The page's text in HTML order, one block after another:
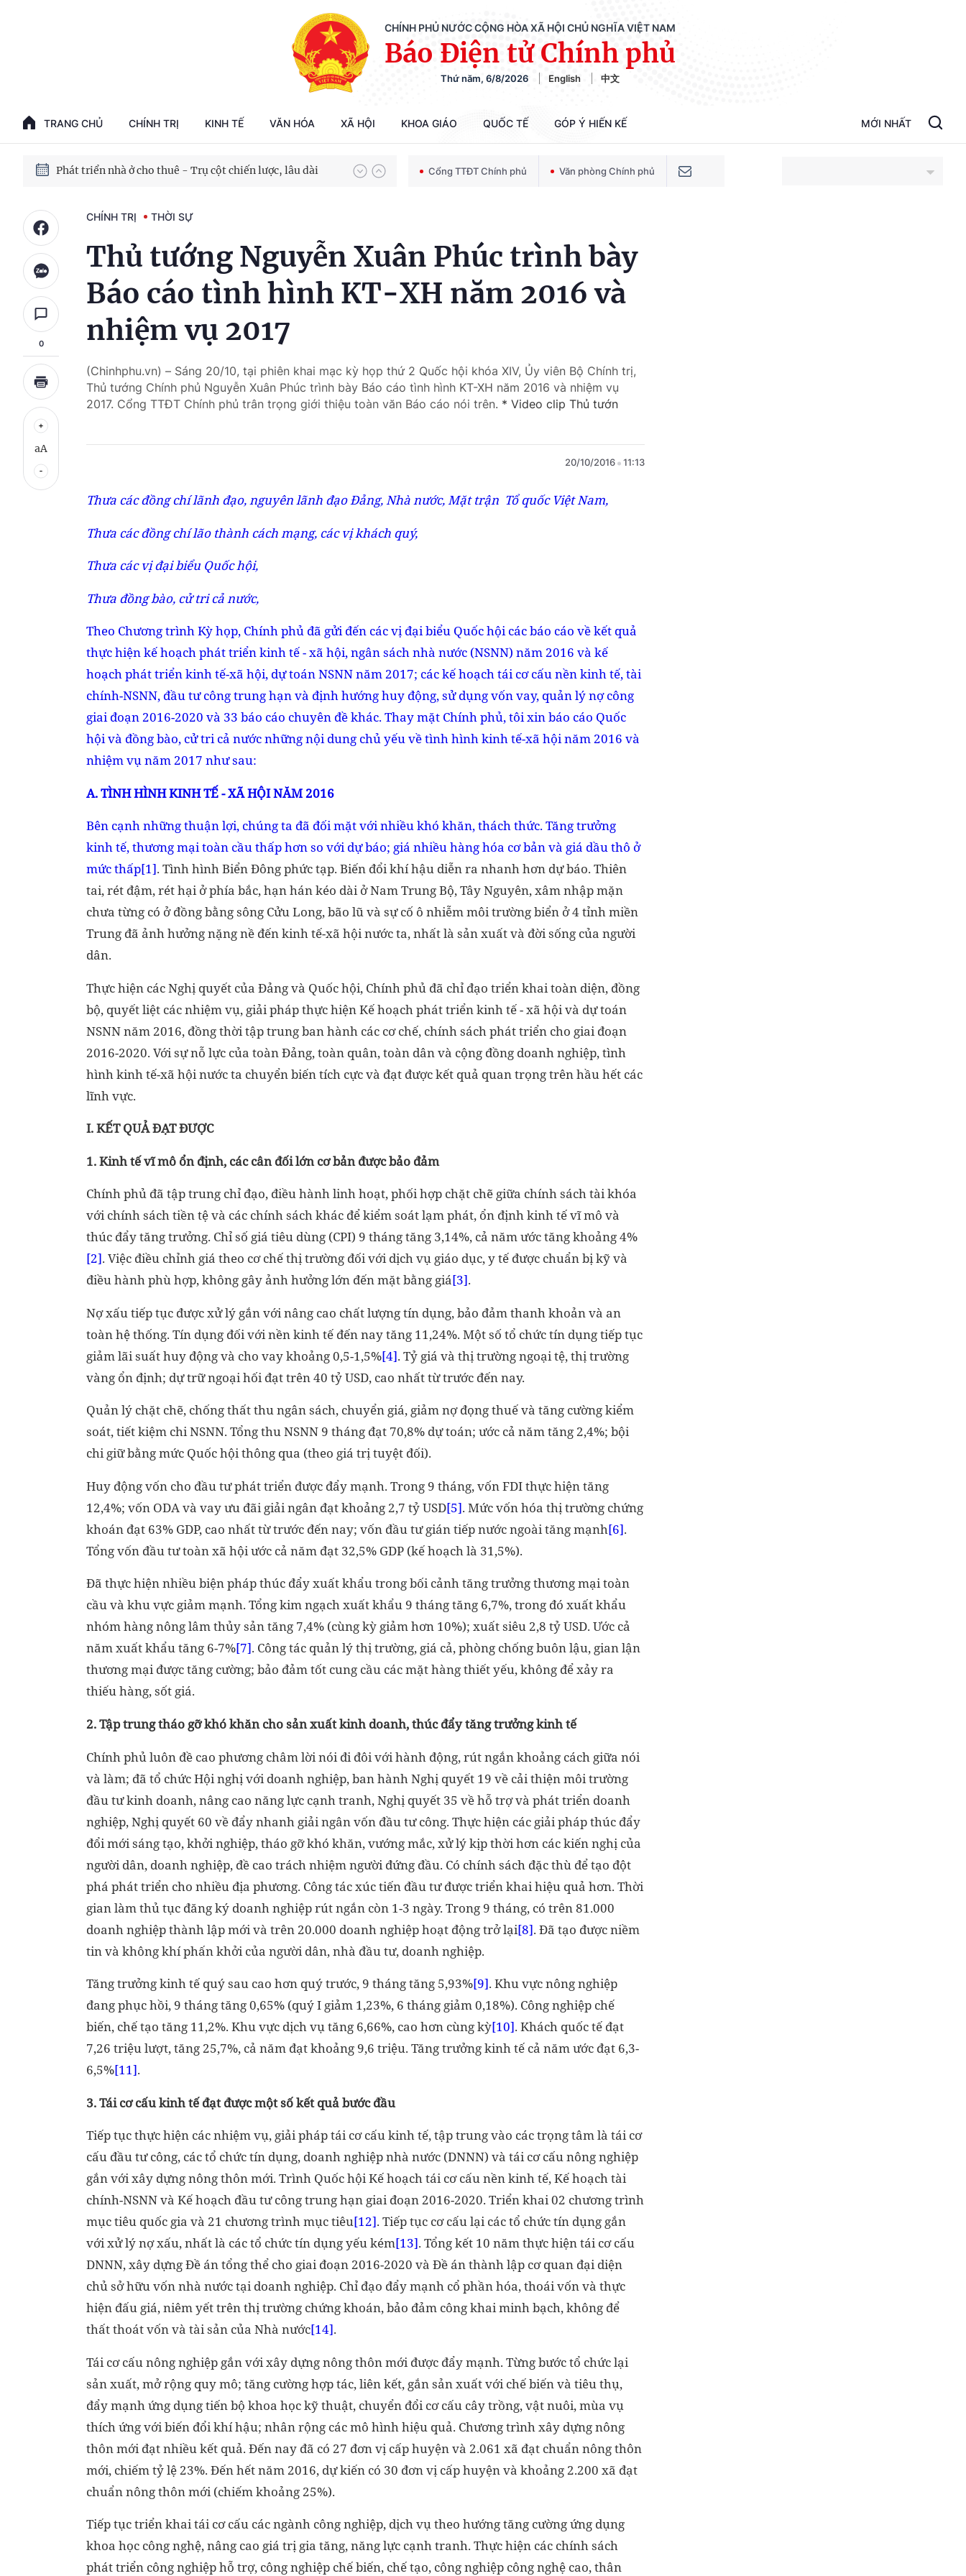
CHÍNH PHỦ NƯỚC CỘNG HÒA XÃ HỘI CHỦ NGHĨA VIỆT NAM
Báo Điện tử Chính phủ
Thứ năm, 6/8/2026 English 中文
TRANG CHỦ CHÍNH TRỊ KINH TẾ VĂN HÓA XÃ HỘI KHOA GIÁO QUỐC TẾ GÓP Ý HIẾN KẾ MỚI NHẤT
Phát triển kinh tế nhà nước trong kỷ nguyên mới
Chiến dịch 500 ngày đêm tìm kiếm, quy tập và xác định danh tính hài cốt liệt sĩ
Bảo vệ nền tảng tư tưởng của Đảng trong kỷ nguyên phát triển mới
Phát triển nhà ở cho thuê - Trụ cột chiến lược, lâu dài Cổng TTĐT Chính phủ Văn phòng Chính phủ
0
aA
CHÍNH TRỊ THỜI SỰ
Thủ tướng Nguyễn Xuân Phúc trình bày
Báo cáo tình hình KT-XH năm 2016 và
nhiệm vụ 2017
(Chinhphu.vn) – Sáng 20/10, tại phiên khai mạc kỳ họp thứ 2 Quốc hội khóa XIV, Ủy viên Bộ Chính trị,
Thủ tướng Chính phủ Nguyễn Xuân Phúc trình bày Báo cáo tình hình KT-XH năm 2016 và nhiệm vụ
2017. Cổng TTĐT Chính phủ trân trọng giới thiệu toàn văn Báo cáo nói trên. * Video clip Thủ tướn
20/10/2016 11:13
Thưa các đồng chí lãnh đạo, nguyên lãnh đạo Đảng, Nhà nước, Mặt trận Tổ quốc Việt Nam,
Thưa các đồng chí lão thành cách mạng, các vị khách quý,
Thưa các vị đại biểu Quốc hội,
Thưa đồng bào, cử tri cả nước,
Theo Chương trình Kỳ họp, Chính phủ đã gửi đến các vị đại biểu Quốc hội các báo cáo về kết quả
thực hiện kế hoạch phát triển kinh tế - xã hội, ngân sách nhà nước (NSNN) năm 2016 và kế
hoạch phát triển kinh tế-xã hội, dự toán NSNN năm 2017; các kế hoạch tái cơ cấu nền kinh tế, tài
chính-NSNN, đầu tư công trung hạn và định hướng huy động, sử dụng vốn vay, quản lý nợ công
giai đoạn 2016-2020 và 33 báo cáo chuyên đề khác. Thay mặt Chính phủ, tôi xin báo cáo Quốc
hội và đồng bào, cử tri cả nước những nội dung chủ yếu về tình hình kinh tế-xã hội năm 2016 và
nhiệm vụ năm 2017 như sau:
A. TÌNH HÌNH KINH TẾ - XÃ HỘI NĂM 2016
Bên cạnh những thuận lợi, chúng ta đã đối mặt với nhiều khó khăn, thách thức. Tăng trưởng
kinh tế, thương mại toàn cầu thấp hơn so với dự báo; giá nhiều hàng hóa cơ bản và giá dầu thô ở
mức thấp[1]. Tình hình Biển Đông phức tạp. Biến đổi khí hậu diễn ra nhanh hơn dự báo. Thiên
tai, rét đậm, rét hại ở phía bắc, hạn hán kéo dài ở Nam Trung Bộ, Tây Nguyên, xâm nhập mặn
chưa từng có ở đồng bằng sông Cửu Long, bão lũ và sự cố ô nhiễm môi trường biển ở 4 tỉnh miền
Trung đã ảnh hưởng nặng nề đến kinh tế-xã hội nước ta, nhất là sản xuất và đời sống của người
dân.
Thực hiện các Nghị quyết của Đảng và Quốc hội, Chính phủ đã chỉ đạo triển khai toàn diện, đồng
bộ, quyết liệt các nhiệm vụ, giải pháp thực hiện Kế hoạch phát triển kinh tế - xã hội và dự toán
NSNN năm 2016, đồng thời tập trung ban hành các cơ chế, chính sách phát triển cho giai đoạn
2016-2020. Với sự nỗ lực của toàn Đảng, toàn quân, toàn dân và cộng đồng doanh nghiệp, tình
hình kinh tế-xã hội nước ta chuyển biến tích cực và đạt được kết quả quan trọng trên hầu hết các
lĩnh vực.
I. KẾT QUẢ ĐẠT ĐƯỢC
1. Kinh tế vĩ mô ổn định, các cân đối lớn cơ bản được bảo đảm
Chính phủ đã tập trung chỉ đạo, điều hành linh hoạt, phối hợp chặt chẽ giữa chính sách tài khóa
với chính sách tiền tệ và các chính sách khác để kiểm soát lạm phát, ổn định kinh tế vĩ mô và
thúc đẩy tăng trưởng. Chỉ số giá tiêu dùng (CPI) 9 tháng tăng 3,14%, cả năm ước tăng khoảng 4%
[2]. Việc điều chỉnh giá theo cơ chế thị trường đối với dịch vụ giáo dục, y tế được chuẩn bị kỹ và
điều hành phù hợp, không gây ảnh hưởng lớn đến mặt bằng giá[3].
Nợ xấu tiếp tục được xử lý gắn với nâng cao chất lượng tín dụng, bảo đảm thanh khoản và an
toàn hệ thống. Tín dụng đối với nền kinh tế đến nay tăng 11,24%. Một số tổ chức tín dụng tiếp tục
giảm lãi suất huy động và cho vay khoảng 0,5-1,5%[4]. Tỷ giá và thị trường ngoại tệ, thị trường
vàng ổn định; dự trữ ngoại hối đạt trên 40 tỷ USD, cao nhất từ trước đến nay.
Quản lý chặt chẽ, chống thất thu ngân sách, chuyển giá, giảm nợ đọng thuế và tăng cường kiểm
soát, tiết kiệm chi NSNN. Tổng thu NSNN 9 tháng đạt 70,8% dự toán; ước cả năm tăng 2,4%; bội
chi giữ bằng mức Quốc hội thông qua (theo giá trị tuyệt đối).
Huy động vốn cho đầu tư phát triển được đẩy mạnh. Trong 9 tháng, vốn FDI thực hiện tăng
12,4%; vốn ODA và vay ưu đãi giải ngân đạt khoảng 2,7 tỷ USD[5]. Mức vốn hóa thị trường chứng
khoán đạt 63% GDP, cao nhất từ trước đến nay; vốn đầu tư gián tiếp nước ngoài tăng mạnh[6].
Tổng vốn đầu tư toàn xã hội ước cả năm đạt 32,5% GDP (kế hoạch là 31,5%).
Đã thực hiện nhiều biện pháp thúc đẩy xuất khẩu trong bối cảnh tăng trưởng thương mại toàn
cầu và khu vực giảm mạnh. Tổng kim ngạch xuất khẩu 9 tháng tăng 6,7%, trong đó xuất khẩu
nhóm hàng nông lâm thủy sản tăng 7,4% (cùng kỳ giảm hơn 10%); xuất siêu 2,8 tỷ USD. Ước cả
năm xuất khẩu tăng 6-7%[7]. Công tác quản lý thị trường, giá cả, phòng chống buôn lậu, gian lận
thương mại được tăng cường; bảo đảm tốt cung cầu các mặt hàng thiết yếu, không để xảy ra
thiếu hàng, sốt giá.
2. Tập trung tháo gỡ khó khăn cho sản xuất kinh doanh, thúc đẩy tăng trưởng kinh tế
Chính phủ luôn đề cao phương châm lời nói đi đôi với hành động, rút ngắn khoảng cách giữa nói
và làm; đã tổ chức Hội nghị với doanh nghiệp, ban hành Nghị quyết 19 về cải thiện môi trường
đầu tư kinh doanh, nâng cao năng lực cạnh tranh, Nghị quyết 35 về hỗ trợ và phát triển doanh
nghiệp, Nghị quyết 60 về đẩy nhanh giải ngân vốn đầu tư công. Thực hiện các giải pháp thúc đẩy
đổi mới sáng tạo, khởi nghiệp, tháo gỡ khó khăn, vướng mắc, xử lý kịp thời hơn các kiến nghị của
người dân, doanh nghiệp, đề cao trách nhiệm người đứng đầu. Có chính sách đặc thù để tạo đột
phá phát triển cho nhiều địa phương. Công tác xúc tiến đầu tư được triển khai hiệu quả hơn. Thời
gian làm thủ tục đăng ký doanh nghiệp rút ngắn còn 1-3 ngày. Trong 9 tháng, có trên 81.000
doanh nghiệp thành lập mới và trên 20.000 doanh nghiệp hoạt động trở lại[8]. Đã tạo được niềm
tin và không khí phấn khởi của người dân, nhà đầu tư, doanh nghiệp.
Tăng trưởng kinh tế quý sau cao hơn quý trước, 9 tháng tăng 5,93%[9]. Khu vực nông nghiệp
đang phục hồi, 9 tháng tăng 0,65% (quý I giảm 1,23%, 6 tháng giảm 0,18%). Công nghiệp chế
biến, chế tạo tăng 11,2%. Khu vực dịch vụ tăng 6,66%, cao hơn cùng kỳ[10]. Khách quốc tế đạt
7,26 triệu lượt, tăng 25,7%, cả năm đạt khoảng 9,6 triệu. Tăng trưởng kinh tế cả năm ước đạt 6,3-
6,5%[11].
3. Tái cơ cấu kinh tế đạt được một số kết quả bước đầu
Tiếp tục thực hiện các nhiệm vụ, giải pháp tái cơ cấu kinh tế, tập trung vào các trọng tâm là tái cơ
cấu đầu tư công, các tổ chức tín dụng, doanh nghiệp nhà nước (DNNN) và tái cơ cấu nông nghiệp
gắn với xây dựng nông thôn mới. Trình Quốc hội Kế hoạch tái cơ cấu nền kinh tế, Kế hoạch tài
chính-NSNN và Kế hoạch đầu tư công trung hạn giai đoạn 2016-2020. Triển khai 02 chương trình
mục tiêu quốc gia và 21 chương trình mục tiêu[12]. Tiếp tục cơ cấu lại các tổ chức tín dụng gắn
với xử lý nợ xấu, nhất là các tổ chức tín dụng yếu kém[13]. Tổng kết 10 năm thực hiện tái cơ cấu
DNNN, xây dựng Đề án tổng thể cho giai đoạn 2016-2020 và Đề án thành lập cơ quan đại diện
chủ sở hữu vốn nhà nước tại doanh nghiệp. Chỉ đạo đẩy mạnh cổ phần hóa, thoái vốn và thực
hiện đấu giá, niêm yết trên thị trường chứng khoán, bảo đảm công khai minh bạch, không để
thất thoát vốn và tài sản của Nhà nước[14].
Tái cơ cấu nông nghiệp gắn với xây dựng nông thôn mới được đẩy mạnh. Từng bước tổ chức lại
sản xuất, mở rộng quy mô; tăng cường hợp tác, liên kết, gắn sản xuất với chế biến và tiêu thụ,
đẩy mạnh ứng dụng tiến bộ khoa học kỹ thuật, chuyển đổi cơ cấu cây trồng, vật nuôi, mùa vụ
thích ứng với biến đổi khí hậu; nhân rộng các mô hình hiệu quả. Chương trình xây dựng nông
thôn mới đạt nhiều kết quả. Đến nay đã có 27 đơn vị cấp huyện và 2.061 xã đạt chuẩn nông thôn
mới, chiếm tỷ lệ 23%. Đến hết năm 2016, dự kiến có 30 đơn vị cấp huyện và khoảng 2.200 xã đạt
chuẩn nông thôn mới (chiếm khoảng 25%).
Tiếp tục triển khai tái cơ cấu các ngành công nghiệp, dịch vụ theo hướng tăng cường ứng dụng
khoa học công nghệ, nâng cao giá trị gia tăng, năng lực cạnh tranh. Thực hiện các chính sách
phát triển công nghiệp hỗ trợ, công nghiệp chế biến, chế tạo, công nghiệp công nghệ cao, thân